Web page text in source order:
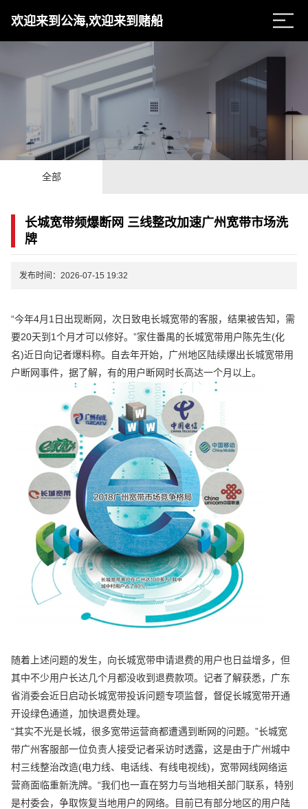
欢迎来到公海,欢迎来到赌船
全部
长城宽带频爆断网 三线整改加速广州宽带市场洗
牌
发布时间：2026-07-15 19:32
“今年4月1日出现断网，次日致电长城宽带的客服，结果被告知，需
要20天到1个月才可以修好。”家住番禺的长城宽带用户陈先生(化
名)近日向记者爆料称。自去年开始，广州地区陆续爆出长城宽带用
户断网事件，据了解，有的用户断网时长高达一个月以上。
随着上述问题的发生，向长城宽带申请退费的用户也日益增多，但
其中不少用户长达几个月都没收到退费款项。记者了解获悉，广东
省消委会近日启动长城宽带投诉问题专项监督，督促长城宽带开通
开设绿色通道，加快退费处理。
“其实不光是长城，很多宽带运营商都遭遇到断网的问题。”长城宽
带广州客服部一位负责人接受记者采访时透露，这是由于广州城中
村三线整治改造(电力线、电话线、有线电视线)，宽带网线网络运
营商面临重新洗牌。“我们也一直在努力与当地相关部门联系，特别
是村委会，争取恢复当地用户的网络。目前已有部分地区的用户陆